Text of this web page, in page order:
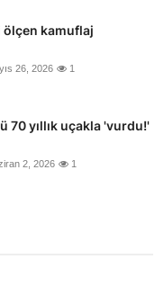
ölçen kamuflaj
26, 2026 1
70 yıllık uçakla 'vurdu!'
2, 2026 1